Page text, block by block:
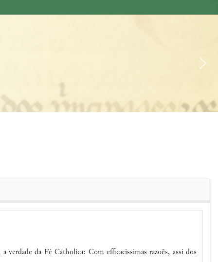
da Fé Catholica: Com efficacissimas razoẽs, assi dos